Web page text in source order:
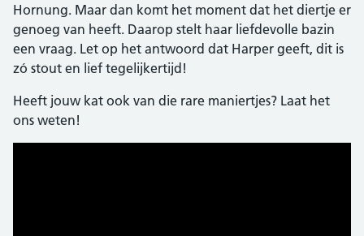
Hornung. Maar dan komt het moment dat het diertje er
genoeg van heeft. Daarop stelt haar liefdevolle bazin
een vraag. Let op het antwoord dat Harper geeft, dit is
zó stout en lief tegelijkertijd!
Heeft jouw kat ook van die rare maniertjes? Laat het
ons weten!